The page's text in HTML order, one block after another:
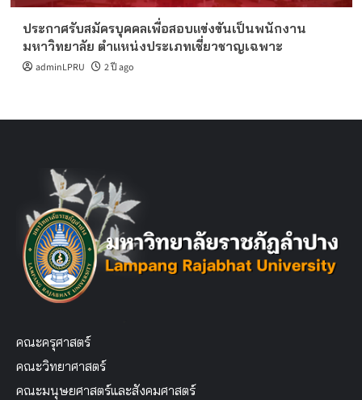
ประกาศรับสมัครบุคคลเพื่อสอบแข่งขันเป็นพนักงาน
มหาวิทยาลัย ตำแหน่งประเภทเชี่ยวชาญเฉพาะ
adminLPRU 2 ปี ago
คณะครุศาสตร์
คณะวิทยาศาสตร์
คณะมนุษยศาสตร์และสังคมศาสตร์